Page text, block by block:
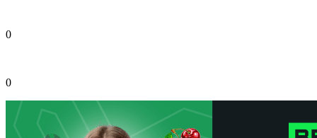
0
0